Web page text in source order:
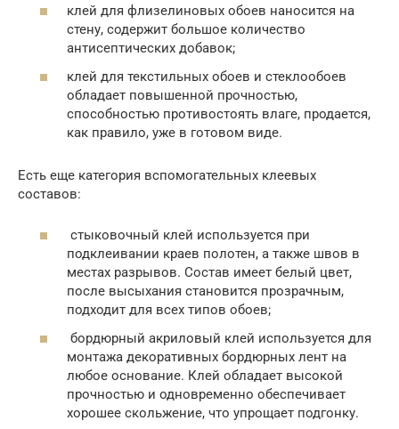
клей для флизелиновых обоев наносится на
стену, содержит большое количество
антисептических добавок;
клей для текстильных обоев и стеклообоев
обладает повышенной прочностью,
способностью противостоять влаге, продается,
как правило, уже в готовом виде.
Есть еще категория вспомогательных клеевых
составов:
стыковочный клей используется при
подклеивании краев полотен, а также швов в
местах разрывов. Состав имеет белый цвет,
после высыхания становится прозрачным,
подходит для всех типов обоев;
бордюрный акриловый клей используется для
монтажа декоративных бордюрных лент на
любое основание. Клей обладает высокой
прочностью и одновременно обеспечивает
хорошее скольжение, что упрощает подгонку.